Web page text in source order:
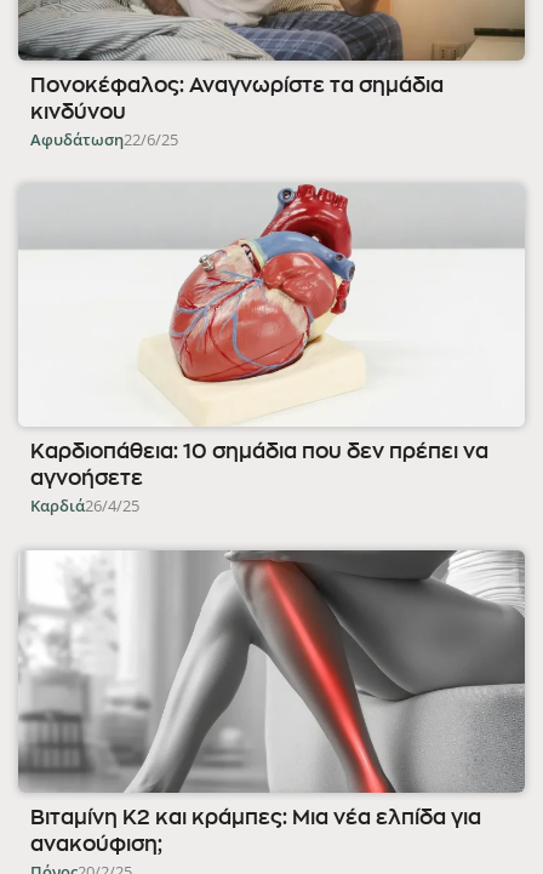
Πονοκέφαλος: Αναγνωρίστε τα σημάδια
κινδύνου
Αφυδάτωση22/6/25
Καρδιοπάθεια: 10 σημάδια που δεν πρέπει να
αγνοήσετε
Καρδιά26/4/25
Βιταμίνη K2 και κράμπες: Μια νέα ελπίδα για
ανακούφιση;